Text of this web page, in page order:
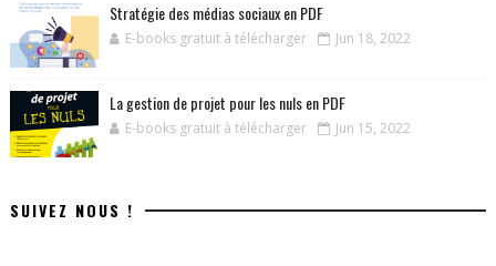
Stratégie des médias sociaux en PDF
E-books gratuit à télécharger Jun 18, 2022
La gestion de projet pour les nuls en PDF
E-books gratuit à télécharger Jun 15, 2022
SUIVEZ NOUS !